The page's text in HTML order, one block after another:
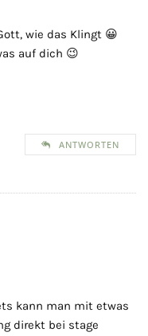
wie das Klingt 😀
auf dich 😉
ANTWORTEN
kann man mit etwas
direkt bei stage